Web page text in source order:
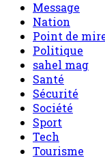
Message
Nation
Point de
Politique
sahel mag
Santé
Sécurité
Société
Sport
Tech
Tourisme